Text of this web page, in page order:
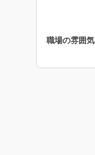
職場の雰囲気